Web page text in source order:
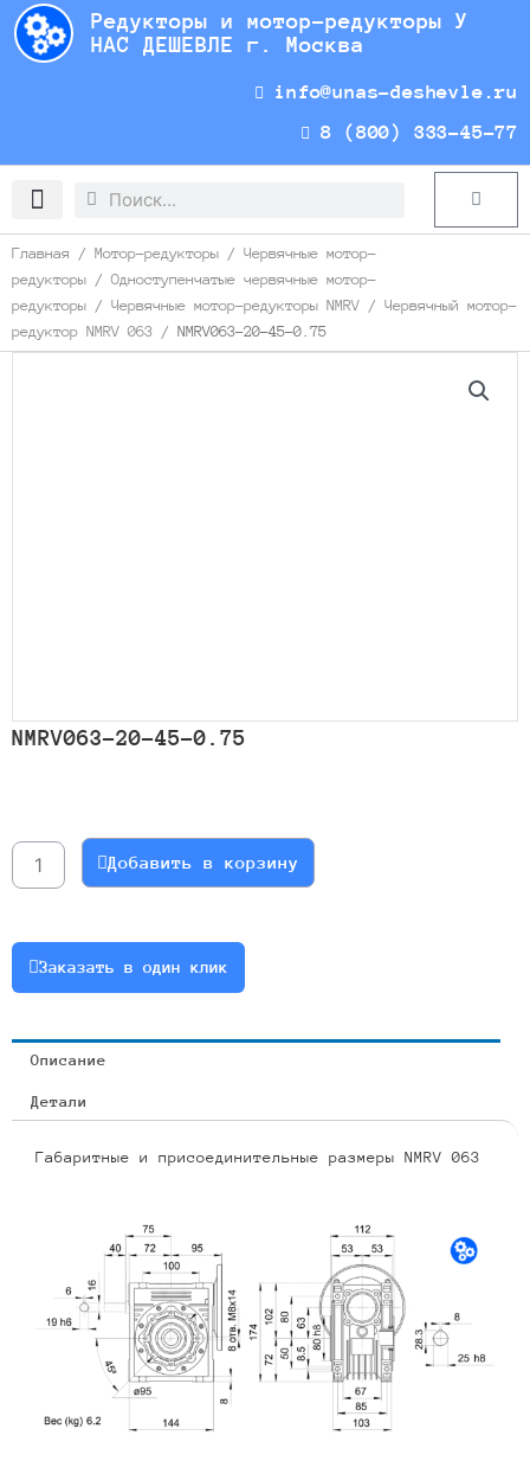
Перейти
содержимому
Редукторы и мотор-редукторы У
НАС ДЕШЕВЛЕ г. Москва
info@unas-deshevle.ru
8 (800) 333-45-77
Search
Search Cart
Главная / Мотор-редукторы / Червячные мотор-
редукторы / Одноступенчатые червячные мотор-
редукторы / Червячные мотор-редукторы NMRV / Червячный мотор-
редуктор NMRV 063 / NMRV063-20-45-0.75
NMRV063-20-45-0.75
NMRV063-
20-
Добавить в корзину
Заказать в один клик
Описание
Детали
Габаритные и присоединительные размеры NMRV 063